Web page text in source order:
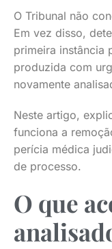
O Tribunal não
Em vez disso,
primeira instância
produzida com
novamente
Neste artigo,
funciona a
perícia médica
de processo.
O que